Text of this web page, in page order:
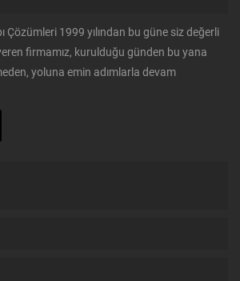
Çözümleri 1999 yılından bu güne siz değerli
firmamız, kurulduğu günden bu yana
yoluna emin adımlarla devam